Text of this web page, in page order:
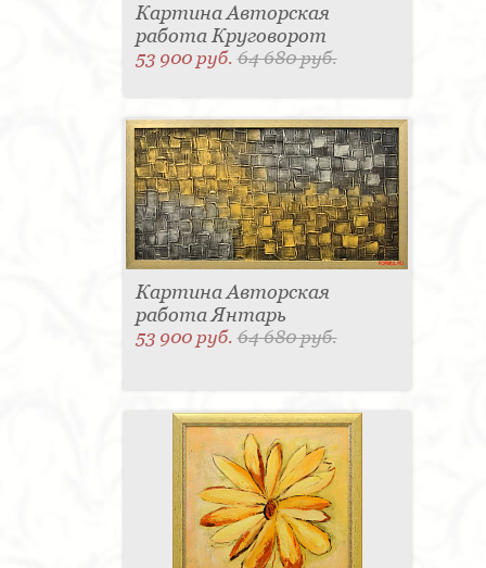
Картина Авторская
работа Круговорот
53 900 руб.64 680 руб.
Картина Авторская
работа Янтарь
53 900 руб.64 680 руб.